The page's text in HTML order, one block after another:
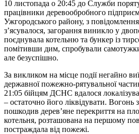
10 листопада о 20:45 до Служби
працівники деревообробного
Ужгородського району, з
з’ясувалося, загорання виникло у
поєднувала котельню та бункер із
помітивши дим, спробували
але безуспішно.
За викликом на місце події негайно
державної пожежно-рятувальної
21:05 бійцям ДСНС вдалося
– остаточно його ліквідувати.
пошкодив дерев’яне перекриття на
котельня, розташована на першому
постраждала від пожежі.